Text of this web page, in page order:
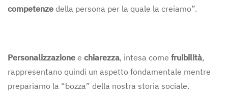
competenze della persona per la quale la creiamo”.
Personalizzazione e chiarezza, intesa come fruibilità,
rappresentano quindi un aspetto fondamentale mentre
prepariamo la “bozza” della nostra storia sociale.